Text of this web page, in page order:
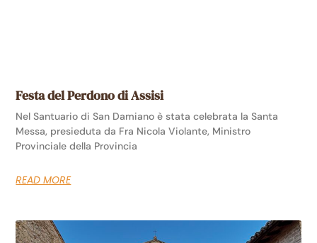
Festa del Perdono di Assisi
Nel Santuario di San Damiano è stata celebrata la Santa
Messa, presieduta da Fra Nicola Violante, Ministro
Provinciale della Provincia
READ MORE